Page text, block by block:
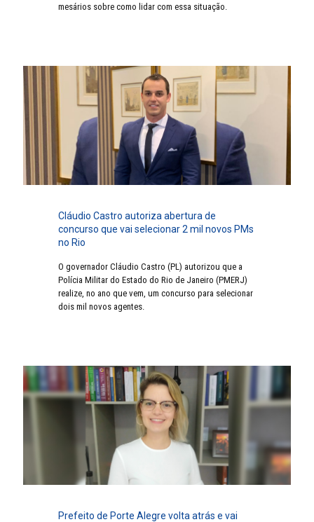
mesários sobre como lidar com essa situação.
Cláudio Castro autoriza abertura de
concurso que vai selecionar 2 mil novos PMs
no Rio
O governador Cláudio Castro (PL) autorizou que a
Polícia Militar do Estado do Rio de Janeiro (PMERJ)
realize, no ano que vem, um concurso para selecionar
dois mil novos agentes.
Prefeito de Porte Alegre volta atrás e vai